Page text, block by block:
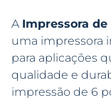
A Impressora de
uma impressora
para aplicações
qualidade e
impressão de 6